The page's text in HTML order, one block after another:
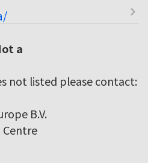
a
not listed please contact:
B.V.